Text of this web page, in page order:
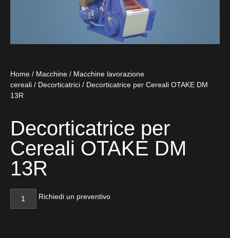
Home / Macchine / Macchine lavorazione
cereali / Decorticatrici / Decorticatrice per Cereali OTAKE DM
13R
Decorticatrice per
Cereali OTAKE DM
13R
Richiedi un preventivo